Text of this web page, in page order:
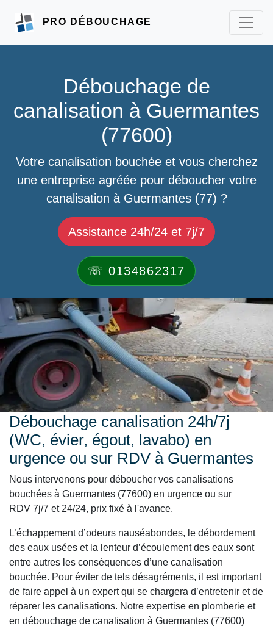
PRO DÉBOUCHAGE
Débouchage de
canalisation à Guermantes
(77600)
Votre canalisation bouchée et vous cherchez
une entreprise agréée pour déboucher votre
canalisation à Guermantes (77) ?
Assistance 24h/24 et 7j/7
☏ 0134862317
Débouchage canalisation 24h/7j
(WC, évier, égout, lavabo) en
urgence ou sur RDV à Guermantes
Nous intervenons pour déboucher vos canalisations
bouchées à Guermantes (77600) en urgence ou sur
RDV 7j/7 et 24/24, prix fixé à l'avance.
L’échappement d’odeurs nauséabondes, le débordement
des eaux usées et la lenteur d’écoulement des eaux sont
entre autres les conséquences d’une canalisation
bouchée. Pour éviter de tels désagréments, il est important
de faire appel à un expert qui se chargera d’entretenir et de
réparer les canalisations. Notre expertise en plomberie et
en débouchage de canalisation à Guermantes (77600)